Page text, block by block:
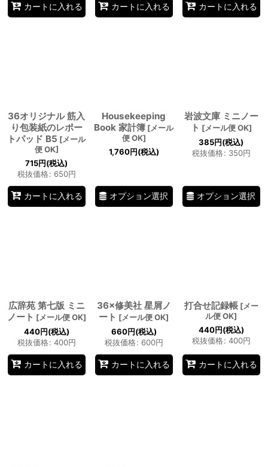
カートに入れる カートに入れる カートに入れる
36オリジナル 筋入
り包装紙のレポー
トパッド B5 [メール
便 OK]
715円(税込)
税抜価格: 650円
カートに入れる
Housekeeping
Book 家計簿 [メール
便 OK]
1,760円(税込)
オプション選択
岩波文庫 ミニノー
ト [メール便 OK]
385円(税込)
税抜価格: 350円
オプション選択
広辞苑 第七版 ミニ
ノート [メール便 OK]
440円(税込)
税抜価格: 400円
カートに入れる
36×修美社 星屑ノ
ート [メール便 OK]
660円(税込)
税抜価格: 600円
カートに入れる
打合せ記録帳 [メー
ル便 OK]
440円(税込)
税抜価格: 400円
カートに入れる